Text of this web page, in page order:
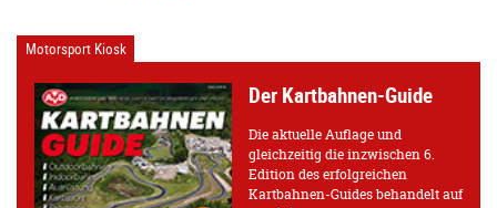
Motorsport Kiosk
Der Kartbahnen-Guide
Die aktuelle Auflage und
gleichzeitig die inzwischen 6.
Edition des erfolgreichen
Kartbahnen-Guides behandelt auf